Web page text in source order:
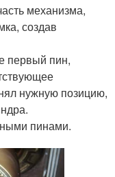
механизма,
создав
первый пин,
нужную позицию,
пинами.